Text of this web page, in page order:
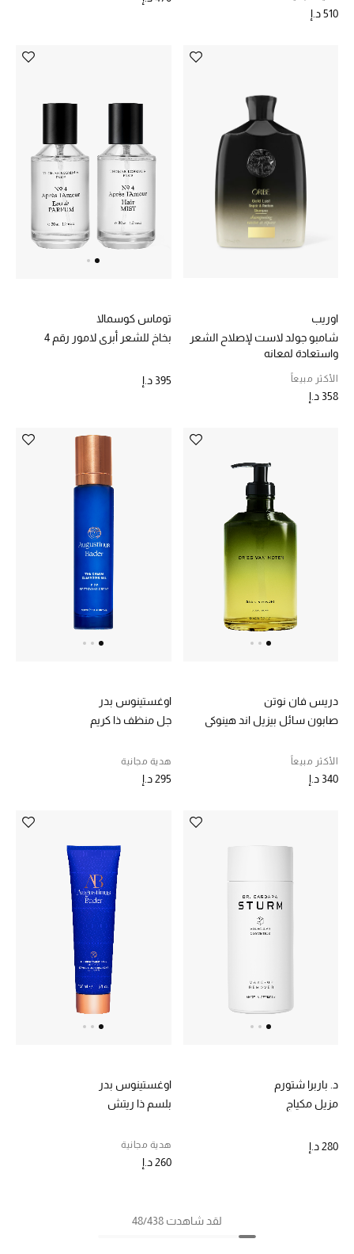
510 د.إ
اوريب
شامبو جولد لاست لإصلاح الشعر
واستعادة لمعانه
الأكثر مبيعاً
358 د.إ
توماس كوسمالا
بخاخ للشعر أبري لامور رقم 4
395 د.إ
دريس فان نوتن
صابون سائل بيزيل اند هينوكي
الأكثر مبيعاً
340 د.إ
اوغستينوس بدر
جل منظف ذا كريم
هدية مجانية
295 د.إ
د. باربرا شتورم
مزيل مكياج
280 د.إ
اوغستينوس بدر
بلسم ذا ريتش
هدية مجانية
260 د.إ
لقد شاهدت 48/438